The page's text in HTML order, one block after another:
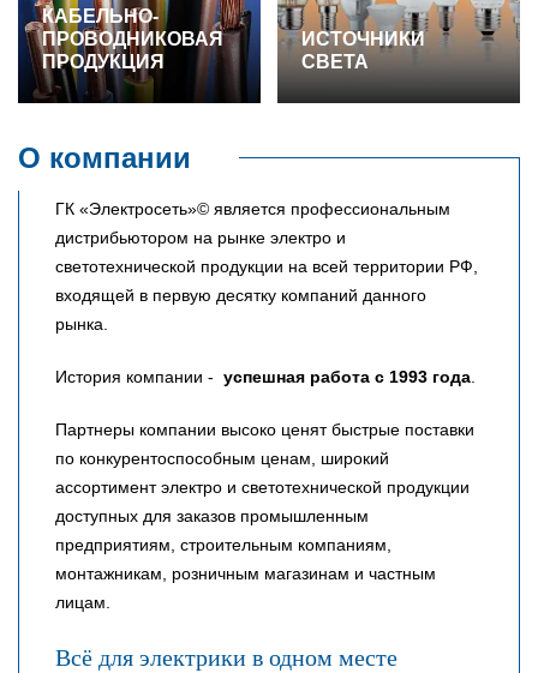
КАБЕЛЬНО-
ПРОВОДНИКОВАЯ
ПРОДУКЦИЯ
ИСТОЧНИКИ
СВЕТА
О компании
ГК «Электросеть»© является профессиональным
дистрибьютором на рынке электро и
светотехнической продукции на всей территории РФ,
входящей в первую десятку компаний данного
рынка.
История компании - успешная работа с 1993 года.
Партнеры компании высоко ценят быстрые поставки
по конкурентоспособным ценам, широкий
ассортимент электро и светотехнической продукции
доступных для заказов промышленным
предприятиям, строительным компаниям,
монтажникам, розничным магазинам и частным
лицам.
Всё для электрики в одном месте